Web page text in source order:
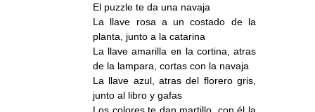
El puzzle te da una navaja
La llave rosa a un costado de la
planta, junto a la catarina
La llave amarilla en la cortina, atras
de la lampara, cortas con la navaja
La llave azul, atras del florero gris,
junto al libro y gafas